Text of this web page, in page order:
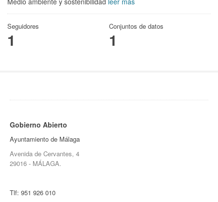
Seguidores
1
Conjuntos de datos
1
Gobierno Abierto
Ayuntamiento de Málaga
Avenida de Cervantes, 4
29016 - MÁLAGA.
Tlf: 951 926 010